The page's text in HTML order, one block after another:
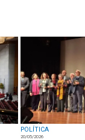
POLÍTICA
20/05/2026